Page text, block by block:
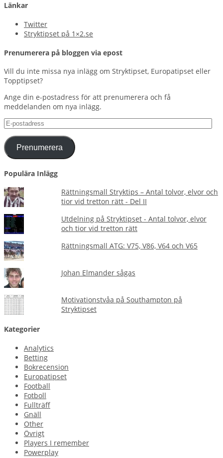
Länkar
Twitter
Stryktipset på 1×2.se
Prenumerera på bloggen via epost
Vill du inte missa nya inlägg om Stryktipset, Europatipset eller
Topptipset?
Ange din e-postadress för att prenumerera och få
meddelanden om nya inlägg.
E-
Prenumerera
Populära Inlägg
Rättningsmall Stryktips – Antal tolvor, elvor och
tior vid tretton rätt - Del II
Utdelning på Stryktipset - Antal tolvor, elvor
och tior vid tretton rätt
Rättningsmall ATG: V75, V86, V64 och V65
Johan Elmander sågas
Motivationstvåa på Southampton på
Stryktipset
Kategorier
Analytics
Betting
Bokrecension
Europatipset
Football
Fotboll
Fullträff
Gnäll
Other
Övrigt
Players I remember
Powerplay